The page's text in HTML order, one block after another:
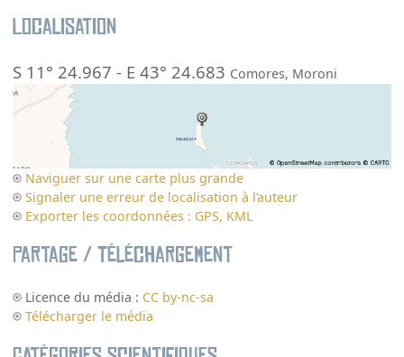
Localisation
S 11° 24.967 - E 43° 24.683 Comores, Moroni
Naviguer sur une carte plus grande
Signaler une erreur de localisation à l’auteur
Exporter les coordonnées : GPS, KML
Partage / Téléchargement
Licence du média : CC by-nc-sa
Télécharger le média